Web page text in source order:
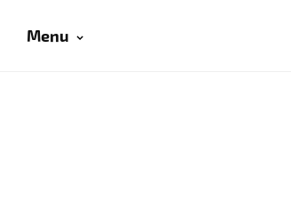
Menu